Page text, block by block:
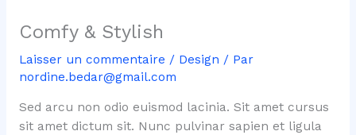
Comfy & Stylish
Laisser un commentaire / Design / Par
nordine.bedar@gmail.com
Sed arcu non odio euismod lacinia. Sit amet cursus
sit amet dictum sit. Nunc pulvinar sapien et ligula